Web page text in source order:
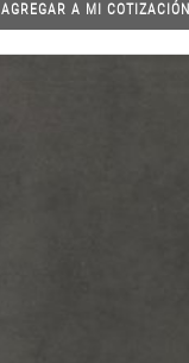
AGREGAR A MI COTIZACIÓN